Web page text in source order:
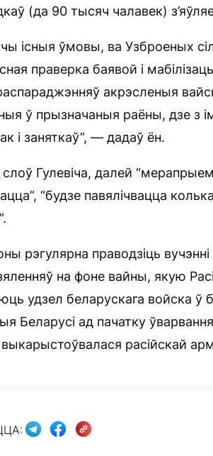
(да 90 тысяч чалавек)
існыя ўмовы, ва Узброеных
праверка баявой і
акрэсленыя
ў прызначаныя раёны, дзе з
і заняткаў”, — дадаў ён.
Гулевіча, далей
“будзе павялічвацца
рэгулярна праводзіць
на фоне вайны, якую
удзел беларускага войска ў
Беларусі ад пачатку
расійскай